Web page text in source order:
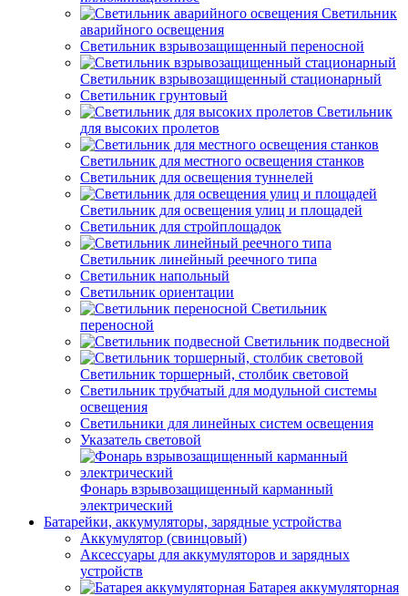
Светильник
аварийного освещения
Светильник взрывозащищенный переносной
Светильник взрывозащищенный стационарный
Светильник грунтовый
Светильник
для высоких пролетов
Светильник для местного освещения станков
Светильник для освещения туннелей
Светильник для освещения улиц и площадей
Светильник для стройплощадок
Светильник линейный реечного типа
Светильник напольный
Светильник ориентации
Светильник
переносной
Светильник подвесной
Светильник торшерный, столбик световой
Светильник трубчатый для модульной системы
освещения
Светильники для линейных систем освещения
Указатель световой
Фонарь взрывозащищенный карманный
электрический
Батарейки, аккумуляторы, зарядные устройства
Аккумулятор (свинцовый)
Аксессуары для аккумуляторов и зарядных
устройств
Батарея аккумуляторная